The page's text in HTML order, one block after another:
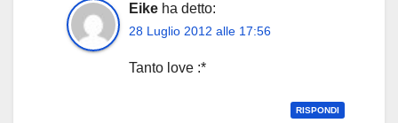
Eike ha detto:
28 Luglio 2012 alle 17:56
Tanto love :*
RISPONDI